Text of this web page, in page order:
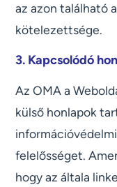
az azon található
kötelezettsége.
3. Kapcsolódó
Az OMA a
külső honlapok
felelősséget.
hogy az általa